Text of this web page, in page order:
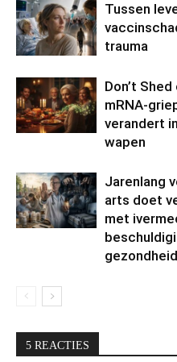
Tussen
trauma
Don’t
mRNA-
verandert
wapen
Jarenlang
arts doet
met
5 REACTIES